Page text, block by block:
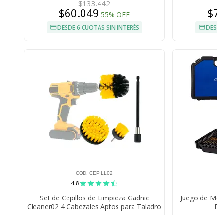
$133.442
$60.049 55% OFF
DESDE 6 CUOTAS SIN INTERÉS
COD. CEPILL02
4.8
Set de Cepillos de Limpieza Gadnic
Cleaner02 4 Cabezales Aptos para Taladro
Juego de